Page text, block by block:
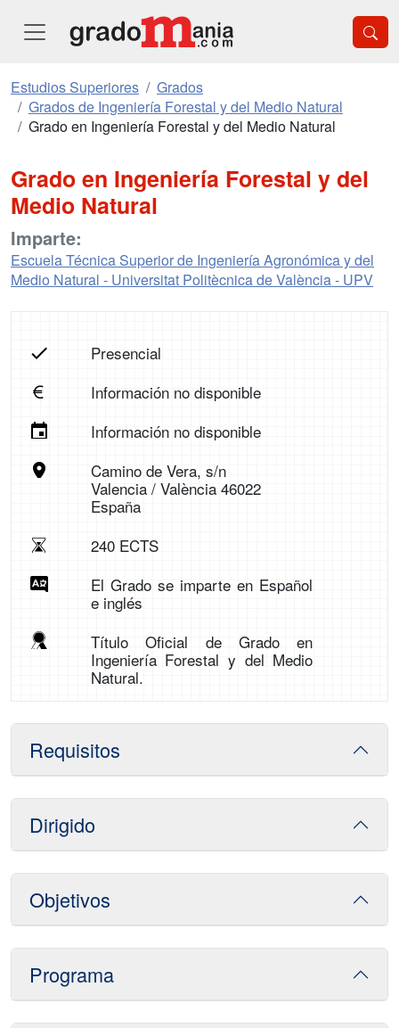
Estudios Superiores
Grados
Grados de Ingeniería Forestal y del Medio Natural
Grado en Ingeniería Forestal y del Medio Natural
Grado en Ingeniería Forestal y del
Medio Natural
Imparte:
Escuela Técnica Superior de Ingeniería Agronómica y del
Medio Natural - Universitat Politècnica de València - UPV
Presencial
Información no disponible
Información no disponible
Camino de Vera, s/n
Valencia / València 46022
España
240 ECTS
El Grado se imparte en Español
e inglés
Título Oficial de Grado en
Ingeniería Forestal y del Medio
Natural.
Requisitos
Dirigido
Objetivos
Programa